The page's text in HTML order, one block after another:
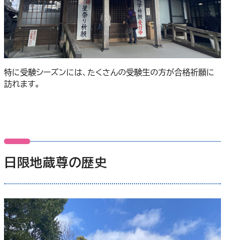
特に受験シーズンには、たくさんの受験生の方が合格祈願に
訪れます。
日限地蔵尊の歴史